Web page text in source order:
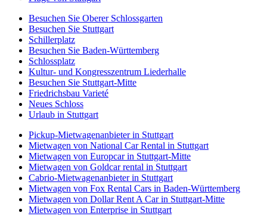
Besuchen Sie Oberer Schlossgarten
Besuchen Sie Stuttgart
Schillerplatz
Besuchen Sie Baden-Württemberg
Schlossplatz
Kultur- und Kongresszentrum Liederhalle
Besuchen Sie Stuttgart-Mitte
Friedrichsbau Varieté
Neues Schloss
Urlaub in Stuttgart
Pickup-Mietwagenanbieter in Stuttgart
Mietwagen von National Car Rental in Stuttgart
Mietwagen von Europcar in Stuttgart-Mitte
Mietwagen von Goldcar rental in Stuttgart
Cabrio-Mietwagenanbieter in Stuttgart
Mietwagen von Fox Rental Cars in Baden-Württemberg
Mietwagen von Dollar Rent A Car in Stuttgart-Mitte
Mietwagen von Enterprise in Stuttgart